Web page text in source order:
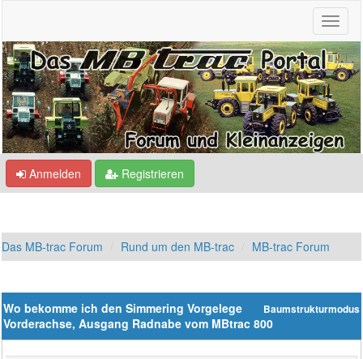
Anmelden Registrieren
Das MB-trac Forum Rund um den MB-trac MB-trac Forum
Baumstrukturmodus
Wo bekomme ich den Simmering Vorgelege
Vorderachse, Ausgang Radnabe vom MBtrac 800